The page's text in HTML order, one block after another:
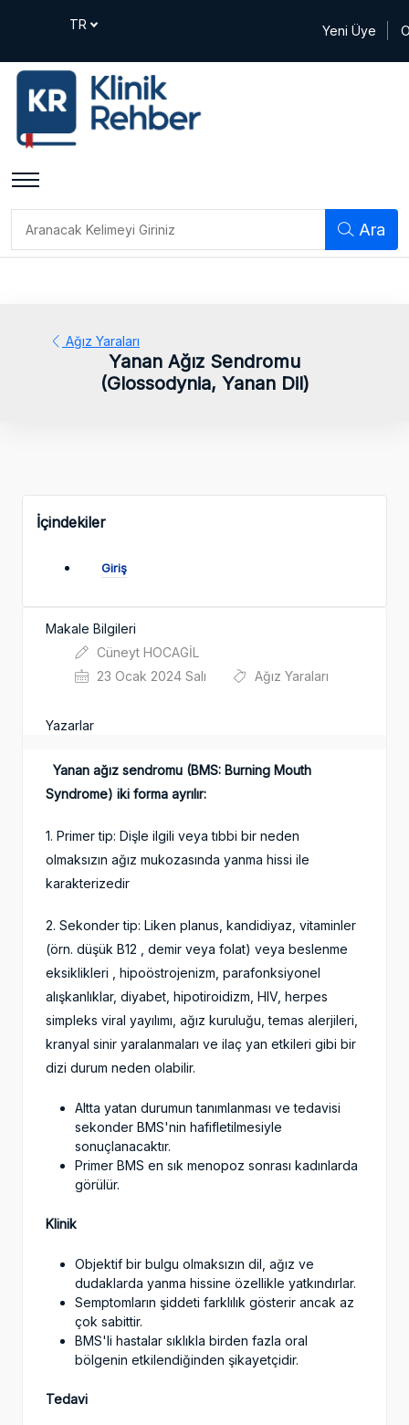
Yeni Üye
Ara
Ağız Yaraları
Yanan Ağız Sendromu
(Glossodynia, Yanan Dil)
İçindekiler
Giriş
Makale Bilgileri
Cüneyt HOCAGİL
23 Ocak 2024 Salı
Ağız Yaraları
Yazarlar
Yanan ağız sendromu (BMS: Burning Mouth
Syndrome) iki forma ayrılır:
1. Primer tip: Dişle ilgili veya tıbbi bir neden
olmaksızın ağız mukozasında yanma hissi ile
karakterizedir
2. Sekonder tip: Liken planus, kandidiyaz, vitaminler
(örn. düşük B12 , demir veya folat) veya beslenme
eksiklikleri , hipoöstrojenizm, parafonksiyonel
alışkanlıklar, diyabet, hipotiroidizm, HIV, herpes
simpleks viral yayılımı, ağız kuruluğu, temas alerjileri,
kranyal sinir yaralanmaları ve ilaç yan etkileri gibi bir
dizi durum neden olabilir.
Altta yatan durumun tanımlanması ve tedavisi
sekonder BMS'nin hafifletilmesiyle
sonuçlanacaktır.
Primer BMS en sık menopoz sonrası kadınlarda
görülür.
Klinik
Objektif bir bulgu olmaksızın dil, ağız ve
dudaklarda yanma hissine özellikle yatkındırlar.
Semptomların şiddeti farklılık gösterir ancak az
çok sabittir.
BMS'li hastalar sıklıkla birden fazla oral
bölgenin etkilendiğinden şikayetçidir.
Tedavi